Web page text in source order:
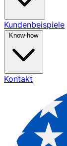
Kundenbeispiele
Know-how
Kontakt